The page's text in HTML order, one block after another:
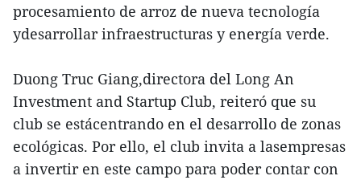
procesamiento de arroz de nueva tecnología
ydesarrollar infraestructuras y energía verde.
Duong Truc Giang,directora del Long An
Investment and Startup Club, reiteró que su
club se estácentrando en el desarrollo de zonas
ecológicas. Por ello, el club invita a lasempresas
a invertir en este campo para poder contar con